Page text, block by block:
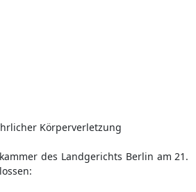
Körperverletzung
des Landgerichts Berlin am 21.